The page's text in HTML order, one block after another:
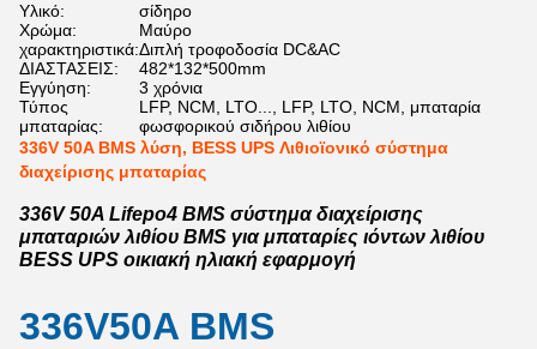
Υλικό:
σίδηρο
Χρώμα:
Μαύρο
χαρακτηριστικά:Διπλή τροφοδοσία DC&AC
ΔΙΑΣΤΑΣΕΙΣ:
482*132*500mm
Εγγύηση:
3 χρόνια
Τύπος
μπαταρίας:
LFP, NCM, LTO..., LFP, LTO, NCM, μπαταρία
φωσφορικού σιδήρου λιθίου
336V 50A BMS λύση, BESS UPS Λιθιοϊονικό σύστημα
διαχείρισης μπαταρίας
336V 50A Lifepo4 BMS σύστημα διαχείρισης
μπαταριών λιθίου BMS για μπαταρίες ιόντων λιθίου
BESS UPS οικιακή ηλιακή εφαρμογή
336V50A BMS